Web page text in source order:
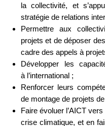
la collectivité, et
stratégie de relations
Permettre aux
projets et de déposer
cadre des appels à
Développer les
à l’international ;
Renforcer leurs
de montage de projets
Faire évoluer l’AICT
crise climatique, et en